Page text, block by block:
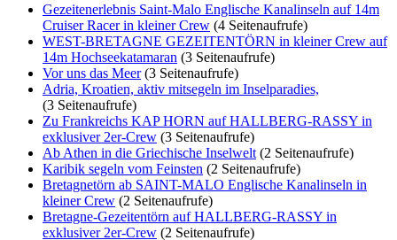
Gezeitenerlebnis Saint-Malo Englische Kanalinseln auf 14m
Cruiser Racer in kleiner Crew (4 Seitenaufrufe)
WEST-BRETAGNE GEZEITENTÖRN in kleiner Crew auf
14m Hochseekatamaran (3 Seitenaufrufe)
Vor uns das Meer(3 Seitenaufrufe)
Adria, Kroatien, aktiv mitsegeln im Inselparadies,
(3 Seitenaufrufe)
Zu Frankreichs KAP HORN auf HALLBERG-RASSY in
exklusiver 2er-Crew (3 Seitenaufrufe)
Ab Athen in die Griechische Inselwelt (2 Seitenaufrufe)
Karibik segeln vom Feinsten (2 Seitenaufrufe)
Bretagnetörn ab SAINT-MALO Englische Kanalinseln in
kleiner Crew (2 Seitenaufrufe)
Bretagne-Gezeitentörn auf HALLBERG-RASSY in
exklusiver 2er-Crew (2 Seitenaufrufe)